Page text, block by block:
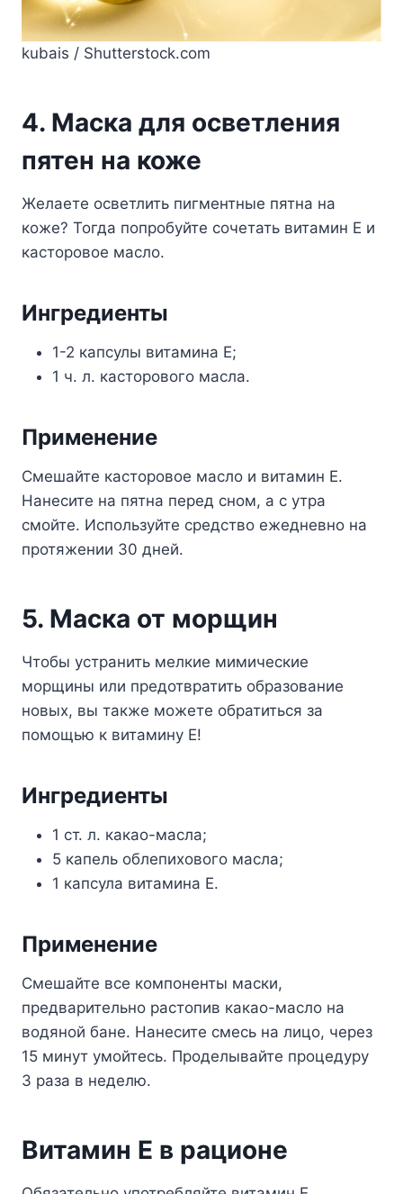
kubais / Shutterstock.com
4. Маска для осветления
пятен на коже
Желаете осветлить пигментные пятна на
коже? Тогда попробуйте сочетать витамин Е и
касторовое масло.
Ингредиенты
1-2 капсулы витамина Е;
1 ч. л. касторового масла.
Применение
Смешайте касторовое масло и витамин Е.
Нанесите на пятна перед сном, а с утра
смойте. Используйте средство ежедневно на
протяжении 30 дней.
5. Маска от морщин
Чтобы устранить мелкие мимические
морщины или предотвратить образование
новых, вы также можете обратиться за
помощью к витамину Е!
Ингредиенты
1 ст. л. какао-масла;
5 капель облепихового масла;
1 капсула витамина Е.
Применение
Смешайте все компоненты маски,
предварительно растопив какао-масло на
водяной бане. Нанесите смесь на лицо, через
15 минут умойтесь. Проделывайте процедуру
3 раза в неделю.
Витамин Е в рационе